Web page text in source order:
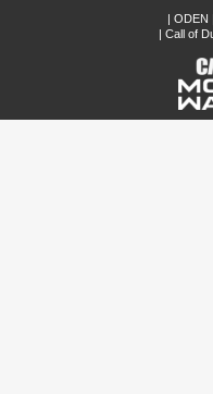
| ODEN
| Call of